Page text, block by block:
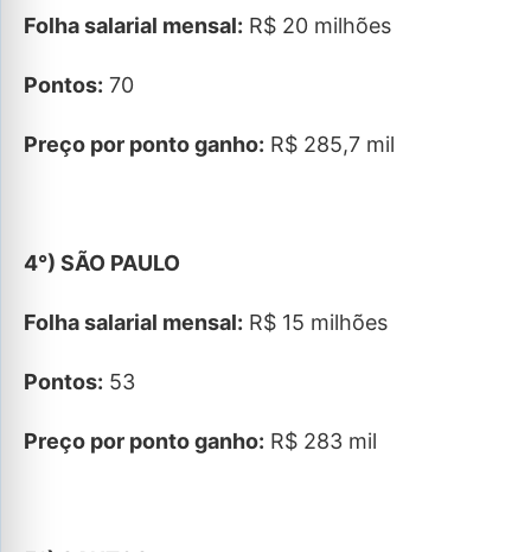
Folha salarial mensal: R$ 20 milhões
Pontos: 70
Preço por ponto ganho: R$ 285,7 mil
4°) SÃO PAULO
Folha salarial mensal: R$ 15 milhões
Pontos: 53
Preço por ponto ganho: R$ 283 mil